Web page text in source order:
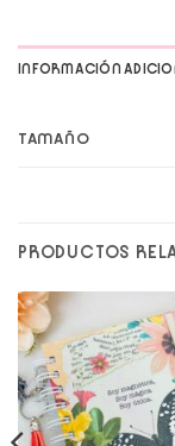
INFORMACIÓN
TAMAÑO
PRODUCTOS